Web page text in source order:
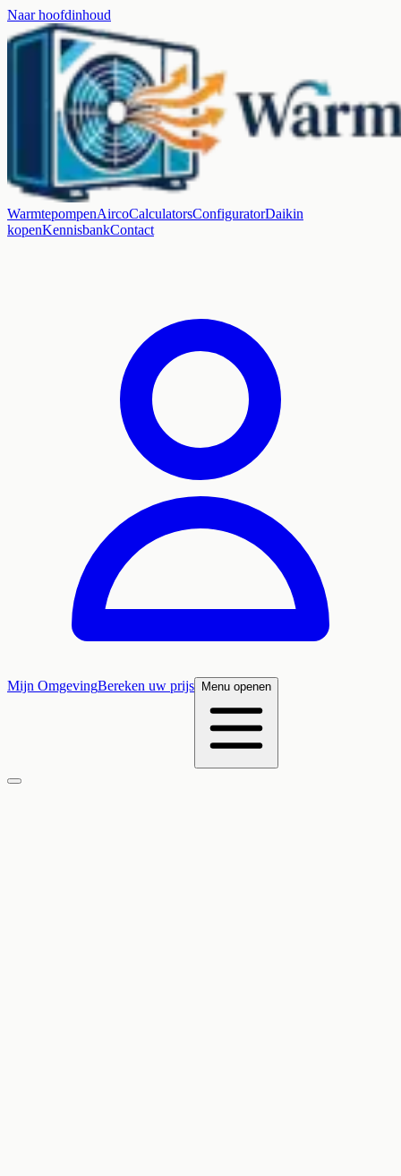
Naar hoofdinhoud
WarmtepompenAircoCalculatorsConfiguratorDaikin
kopenKennisbankContact
Mijn OmgevingBereken uw prijs Menu openen